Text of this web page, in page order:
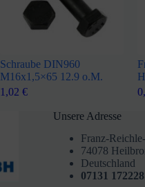
Schraube DIN960
M16x1,5×65 12.9 o.M.
1,02€
Unsere Adresse
Franz-
74078
Deutschland
07131 172228